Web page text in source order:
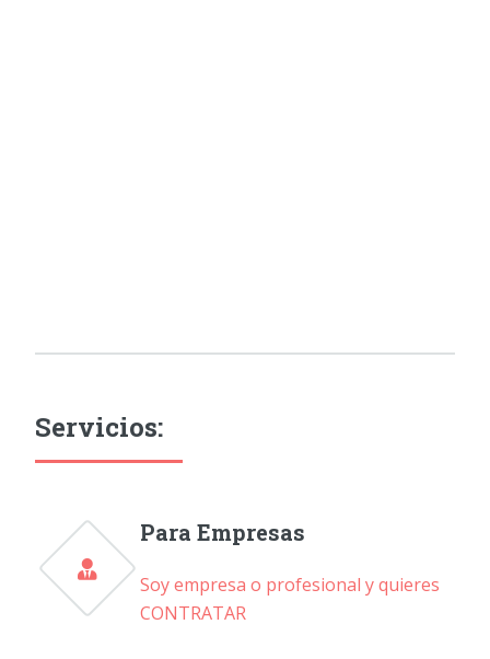
Servicios:
Para Empresas
Soy empresa o profesional y quieres
CONTRATAR